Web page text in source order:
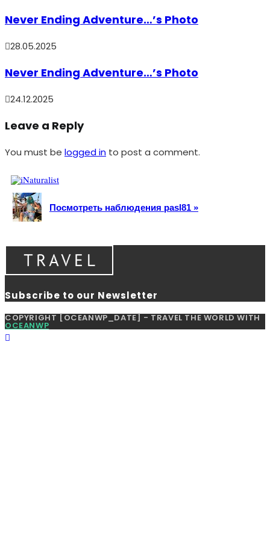
Never Ending Adventure…’s Photo
28.05.2025
Never Ending Adventure…’s Photo
24.12.2025
Leave a Reply
You must be logged in to post a comment.
Посмотреть наблюдения pasl81 »
Subscribe to our Newsletter
COPYRIGHT [OCEANWP_DATE] - TRAVEL THE WORLD WITH
OCEANWP